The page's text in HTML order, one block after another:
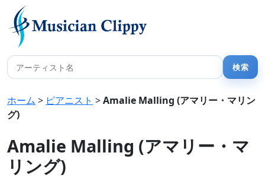
ホーム > ピアニスト >Amalie Malling (アマリー・マリン
グ)
Amalie Malling (アマリー・マ
リング)